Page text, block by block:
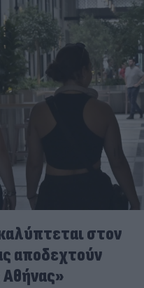
στον
αποδεχτούν
Αθήνας»